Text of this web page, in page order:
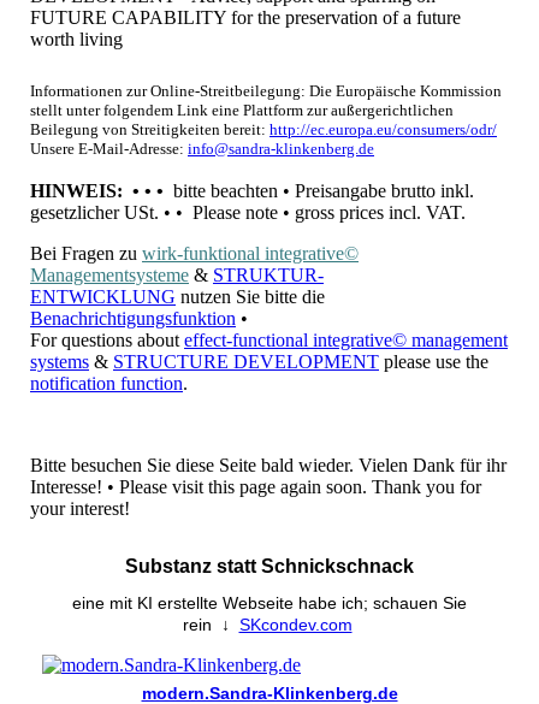
FUTURE CAPABILITY for the preservation of a future
worth living
Informationen zur Online-Streitbeilegung: Die Europäische Kommission
stellt unter folgendem Link eine Plattform zur außergerichtlichen
Beilegung von Streitigkeiten bereit: http://ec.europa.eu/consumers/odr/
Unsere E-Mail-Adresse: info@sandra-klinkenberg.de
HINWEIS: • • • bitte beachten • Preisangabe brutto inkl.
gesetzlicher USt. • • Please note • gross prices incl. VAT.
Bei Fragen zu wirk-funktional integrative©
Managementsysteme & STRUKTUR-
ENTWICKLUNG nutzen Sie bitte die
Benachrichtigungsfunktion •
For questions abouteffect-functional integrative© management
systems & STRUCTURE DEVELOPMENT please use the
notification function.
Bitte besuchen Sie diese Seite bald wieder. Vielen Dank für ihr
Interesse! • Please visit this page again soon. Thank you for
your interest!
Substanz statt Schnickschnack
eine mit KI erstellte Webseite habe ich; schauen Sie
rein
↓ SKcondev.com
modern.Sandra-Klinkenberg.de